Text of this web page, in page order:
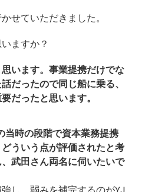
せていただきました。
ますか？
います。事業提携だけでな
だったので同じ船に乗る、
だったと思います。
当時の段階で資本業務提携
ういう点が評価されたと考
武田さん両名に伺いたいで